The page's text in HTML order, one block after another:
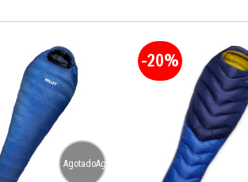
AgotadoAgotado
-20%